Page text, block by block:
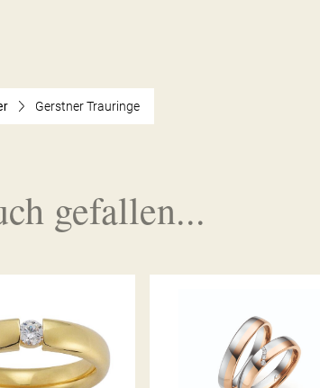
Gerstner Trauringe
gefallen...
TRAURINGE GERSTNER TRAURINGE